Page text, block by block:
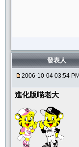
發表人
2006-10-04 03:54 PM
進化版喵老大